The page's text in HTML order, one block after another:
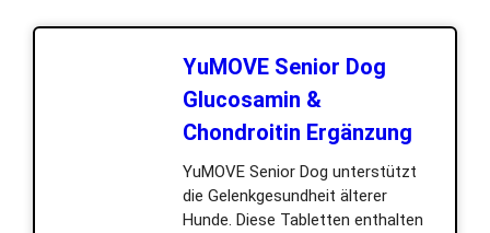
YuMOVE Senior Dog
Glucosamin &
Chondroitin Ergänzung
YuMOVE Senior Dog unterstützt
die Gelenkgesundheit älterer
Hunde. Diese Tabletten enthalten